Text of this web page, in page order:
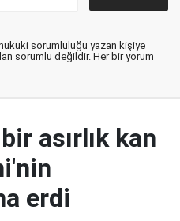
sorumluluğu yazan kişiye
sorumlu değildir. Her bir yorum
asırlık kan
erdi